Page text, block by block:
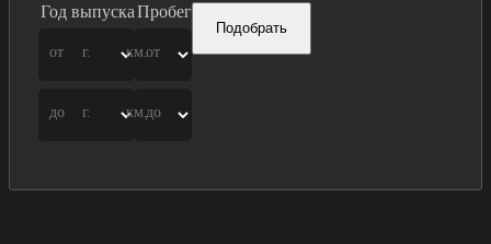
Год выпуска
от г.
до г.
Пробег
от
км.
до
км.
Подобрать